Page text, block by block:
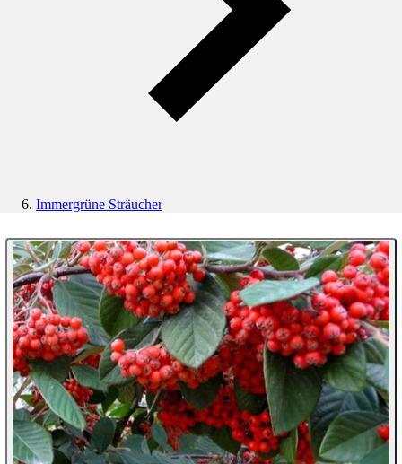
Immergrüne Sträucher